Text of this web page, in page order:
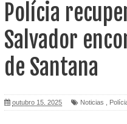
Polícia
Salvador
de Santana
outubro 15, 2025 Noticias